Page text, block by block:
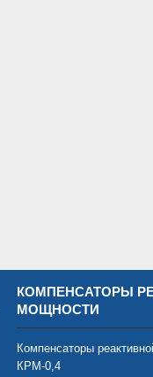
КОМПЕНСАТОРЫ
МОЩНОСТИ
Компенсаторы
КРМ-0,4